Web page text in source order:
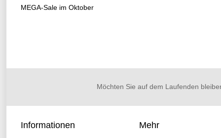
MEGA-Sale im Oktober
Möchten Sie auf dem Laufenden
Informationen Mehr